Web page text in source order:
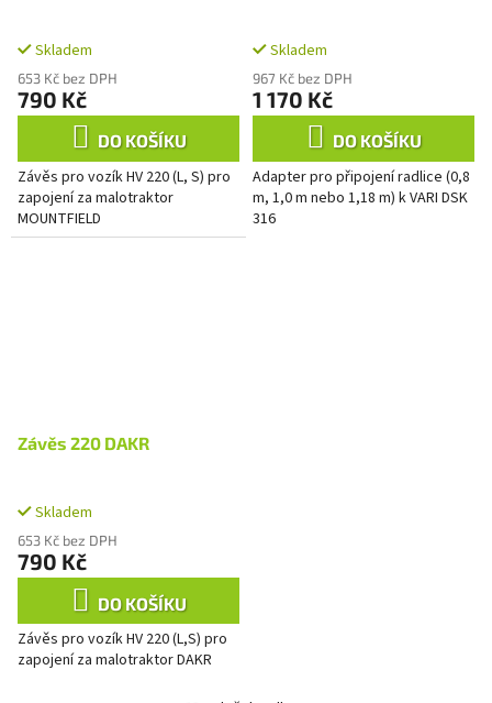
Skladem
653 Kč bez DPH
790 Kč
DO KOŠÍKU
Závěs pro vozík HV 220 (L, S) pro
zapojení za malotraktor
MOUNTFIELD
Skladem
967 Kč bez DPH
1 170 Kč
DO KOŠÍKU
Adapter pro připojení radlice (0,8
m, 1,0 m nebo 1,18 m) k VARI DSK
316
Závěs 220 DAKR
Skladem
653 Kč bez DPH
790 Kč
DO KOŠÍKU
Závěs pro vozík HV 220 (L,S) pro
zapojení za malotraktor DAKR